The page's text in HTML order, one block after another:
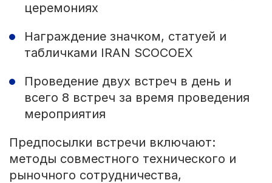
церемониях
Награждение значком, статуей и
табличками IRAN SCOCOEX
Проведение двух встреч в день и
всего 8 встреч за время проведения
мероприятия
Предпосылки встречи включают:
методы совместного технического и
рыночного сотрудничества,